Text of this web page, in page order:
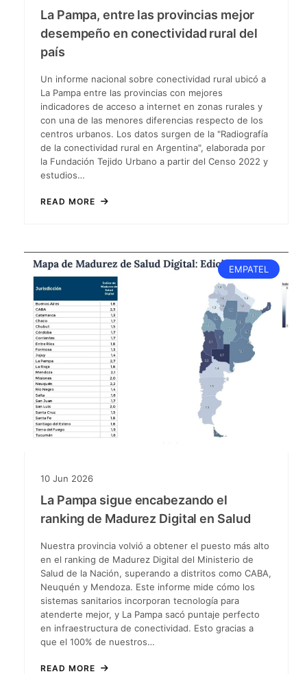
La Pampa, entre las provincias mejor
desempeño en conectividad rural del
país
Un informe nacional sobre conectividad rural ubicó a
La Pampa entre las provincias con mejores
indicadores de acceso a internet en zonas rurales y
con una de las menores diferencias respecto de los
centros urbanos. Los datos surgen de la "Radiografía
de la conectividad rural en Argentina", elaborada por
la Fundación Tejido Urbano a partir del Censo 2022 y
estudios…
READ MORE
EMPATEL
10 Jun 2026
La Pampa sigue encabezando el
ranking de Madurez Digital en Salud
Nuestra provincia volvió a obtener el puesto más alto
en el ranking de Madurez Digital del Ministerio de
Salud de la Nación, superando a distritos como CABA,
Neuquén y Mendoza. Este informe mide cómo los
sistemas sanitarios incorporan tecnología para
atenderte mejor, y La Pampa sacó puntaje perfecto
en infraestructura de conectividad. Esto gracias a
que el 100% de nuestros…
READ MORE